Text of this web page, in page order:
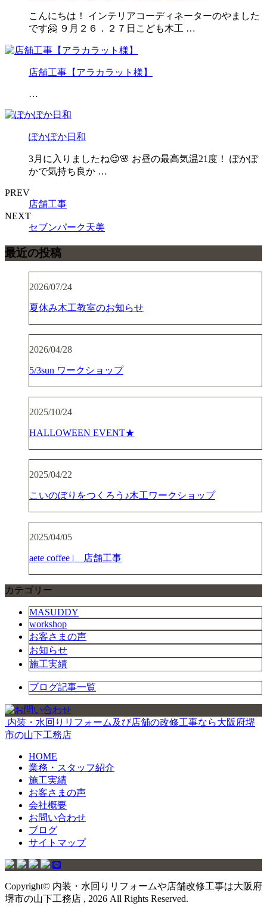
こんにちは！ インテリアコーディネーターのやました
です🤗 ９月２６．２７日こども木工 …
店舗工事【アラカラット様】
…
ぽかぽか日和
3月に入りましたね😌🌸 お昼の最高気温21度！ ぽかぽ
かで気持ち良か …
PREV
店舗工事
NEXT
セブンパーク天美
最近の投稿
2026/07/24
夏休み木工教室のお知らせ
2026/04/28
5/3sun ワークショップ
2025/10/24
HALLOWEEN EVENT★
2025/04/22
こいのぼりをつくろう♪木工ワークショップ
2025/04/05
aete coffee | 店舗工事
カテゴリー
MASUDDY
workshop
お客さまの声
お知らせ
施工実績
ブログ記事一覧
内装・水回りリフォーム及び店舗の改修工事なら大阪府堺
市の山下工務店
HOME
業務・スタッフ紹介
施工実績
お客さまの声
会社概要
お問い合わせ
ブログ
サイトマップ
Copyright© 内装・水回りリフォームや店舗改修工事は大阪府
堺市の山下工務店 , 2026 All Rights Reserved.